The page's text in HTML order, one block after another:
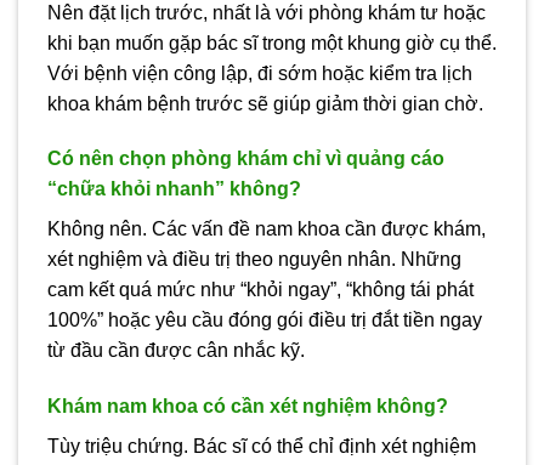
Nên đặt lịch trước, nhất là với phòng khám tư hoặc
khi bạn muốn gặp bác sĩ trong một khung giờ cụ thể.
Với bệnh viện công lập, đi sớm hoặc kiểm tra lịch
khoa khám bệnh trước sẽ giúp giảm thời gian chờ.
Có nên chọn phòng khám chỉ vì quảng cáo
“chữa khỏi nhanh” không?
Không nên. Các vấn đề nam khoa cần được khám,
xét nghiệm và điều trị theo nguyên nhân. Những
cam kết quá mức như “khỏi ngay”, “không tái phát
100%” hoặc yêu cầu đóng gói điều trị đắt tiền ngay
từ đầu cần được cân nhắc kỹ.
Khám nam khoa có cần xét nghiệm không?
Tùy triệu chứng. Bác sĩ có thể chỉ định xét nghiệm